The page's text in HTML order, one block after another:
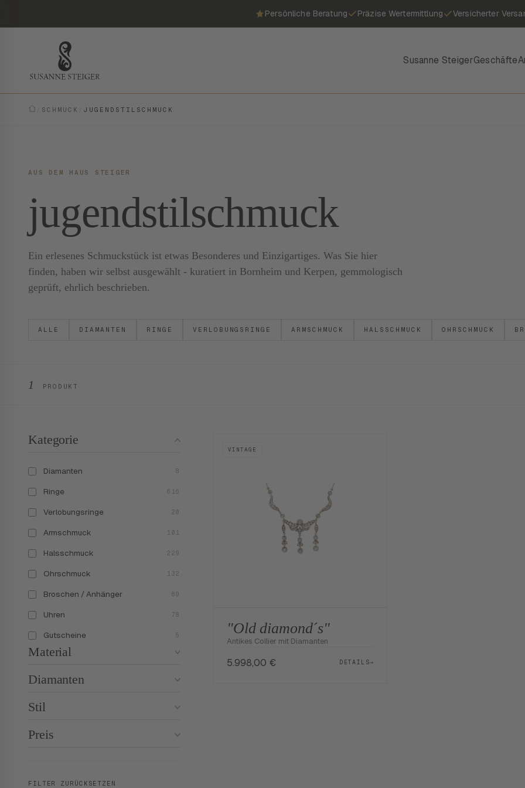
Persönliche Beratung Präzise Wertermittlung Versicherter
Susanne SteigerGeschäfte
SCHMUCK JUGENDSTILSCHMUCK
AUS DEM HAUS STEIGER
jugendstilschmuck
Ein erlesenes Schmuckstück ist etwas Besonderes und Einzigartiges. Was Sie hier
finden, haben wir selbst ausgewählt - kuratiert in Bornheim und Kerpen, gemmologisch
geprüft, ehrlich beschrieben.
ALLE DIAMANTEN RINGE VERLOBUNGSRINGE ARMSCHMUCK HALSSCHMUCK OHRSCHMUCK
1 PRODUKT
Kategorie
Diamanten 8
Ringe 616
Verlobungsringe 20
Armschmuck 101
Halsschmuck 229
Ohrschmuck 132
Broschen / Anhänger 89
Uhren 78
Gutscheine 5
Material
Diamanten
Stil
Preis
FILTER ZURÜCKSETZEN
VINTAGE
"Old diamond´s"
Antikes Collier mit Diamanten
5.998,00 € DETAILS→